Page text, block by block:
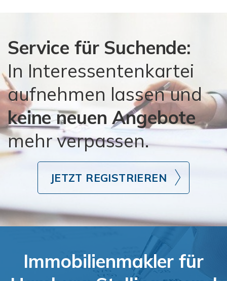
Service für Suchende:
In Interessentenkartei
aufnehmen lassen und
keine neuen Angebote
mehr verpassen.
JETZT REGISTRIEREN
Immobilienmakler für